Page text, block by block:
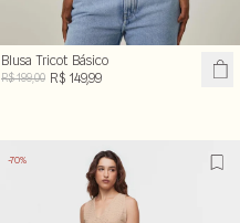
Blusa Tricot Básico
R$ 199,00 R$ 149,99
-70%